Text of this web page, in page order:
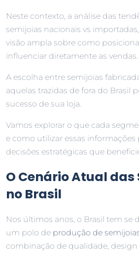
Neste contexto, a análise das
semijoias nacionais vs
visão ampla sobre como
influenciar diretamente as vendas.
A escolha entre semijoias
aquelas trazidas de fora do Brasil
sucesso de sua loja.
Vamos explorar o que cada
e como utilizar essas informações
decisões estratégicas que
O Cenário Atual das
no Brasil
Nos últimos anos, o Brasil tem se
um polo de produção de
combinação de qualidade,